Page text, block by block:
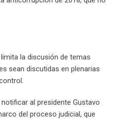
la discusión de temas
sean discutidas en plenarias
al presidente Gustavo
del proceso judicial, que